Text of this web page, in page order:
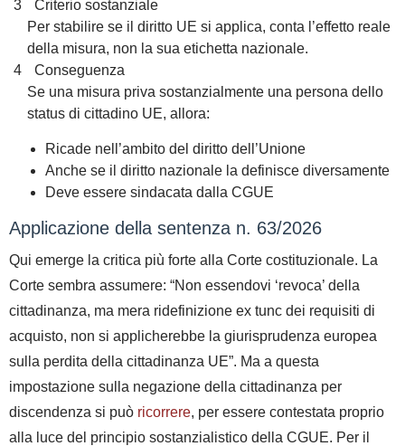
Criterio sostanziale
Per stabilire se il diritto UE si applica, conta l’effetto reale
della misura, non la sua etichetta nazionale.
Conseguenza
Se una misura priva sostanzialmente una persona dello
status di cittadino UE, allora:
Ricade nell’ambito del diritto dell’Unione
Anche se il diritto nazionale la definisce diversamente
Deve essere sindacata dalla CGUE
Applicazione della sentenza n. 63/2026
Qui emerge la critica più forte alla Corte costituzionale. La
Corte sembra assumere: “Non essendovi ‘revoca’ della
cittadinanza, ma mera ridefinizione ex tunc dei requisiti di
acquisto, non si applicherebbe la giurisprudenza europea
sulla perdita della cittadinanza UE”. Ma a questa
impostazione sulla negazione della cittadinanza per
discendenza si può ricorrere, per essere contestata proprio
alla luce del principio sostanzialistico della CGUE. Per il